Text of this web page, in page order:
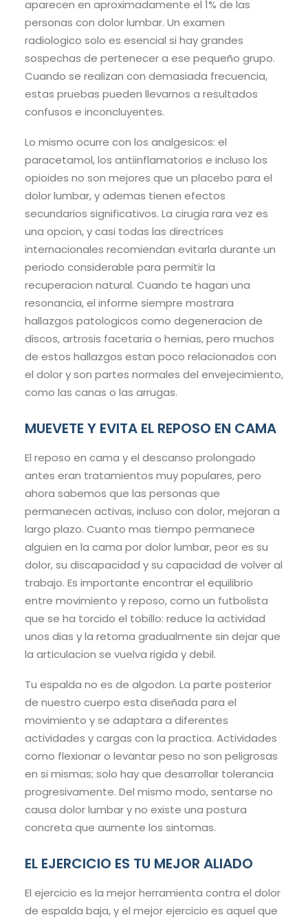
aparecen en aproximadamente el 1% de las
personas con dolor lumbar. Un examen
radiologico solo es esencial si hay grandes
sospechas de pertenecer a ese pequeño grupo.
Cuando se realizan con demasiada frecuencia,
estas pruebas pueden llevarnos a resultados
confusos e inconcluyentes.
Lo mismo ocurre con los analgesicos: el
paracetamol, los antiinflamatorios e incluso los
opioides no son mejores que un placebo para el
dolor lumbar, y ademas tienen efectos
secundarios significativos. La cirugia rara vez es
una opcion, y casi todas las directrices
internacionales recomiendan evitarla durante un
periodo considerable para permitir la
recuperacion natural. Cuando te hagan una
resonancia, el informe siempre mostrara
hallazgos patologicos como degeneracion de
discos, artrosis facetaria o hernias, pero muchos
de estos hallazgos estan poco relacionados con
el dolor y son partes normales del envejecimiento,
como las canas o las arrugas.
MUEVETE Y EVITA EL REPOSO EN CAMA
El reposo en cama y el descanso prolongado
antes eran tratamientos muy populares, pero
ahora sabemos que las personas que
permanecen activas, incluso con dolor, mejoran a
largo plazo. Cuanto mas tiempo permanece
alguien en la cama por dolor lumbar, peor es su
dolor, su discapacidad y su capacidad de volver al
trabajo. Es importante encontrar el equilibrio
entre movimiento y reposo, como un futbolista
que se ha torcido el tobillo: reduce la actividad
unos dias y la retoma gradualmente sin dejar que
la articulacion se vuelva rigida y debil.
Tu espalda no es de algodon. La parte posterior
de nuestro cuerpo esta diseñada para el
movimiento y se adaptara a diferentes
actividades y cargas con la practica. Actividades
como flexionar o levantar peso no son peligrosas
en si mismas; solo hay que desarrollar tolerancia
progresivamente. Del mismo modo, sentarse no
causa dolor lumbar y no existe una postura
concreta que aumente los sintomas.
EL EJERCICIO ES TU MEJOR ALIADO
El ejercicio es la mejor herramienta contra el dolor
de espalda baja, y el mejor ejercicio es aquel que